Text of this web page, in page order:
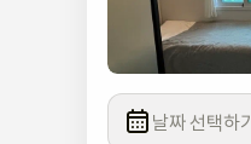
날짜 선택하기